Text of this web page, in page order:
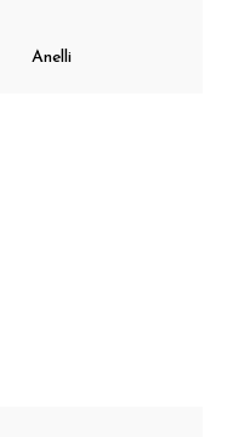
Anelli